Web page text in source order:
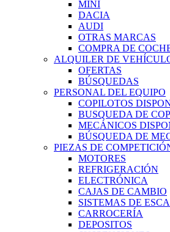
MINI
DACIA
AUDI
OTRAS MARCAS
COMPRA DE
ALQUILER DE
OFERTAS
BÚSQUEDAS
PERSONAL DEL EQUIPO
COPILOTOS
BUSQUEDA DE
MECÁNICOS
BÚSQUEDA DE
PIEZAS DE
MOTORES
REFRIGERACIÓN
ELECTRÓNICA
CAJAS DE CAMBIO
SISTEMAS DE
CARROCERÍA
DEPOSITOS